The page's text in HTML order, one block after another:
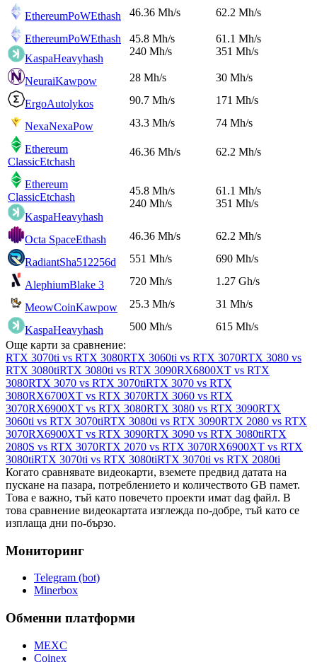
EthereumPoWEthash 46.36 Mh/s 62.2 Mh/s
EthereumPoWEthash
KaspaHeavyhash
45.8 Mh/s
240 Mh/s
61.1 Mh/s
351 Mh/s
NeuraiKawpow 28 Mh/s 30 Mh/s
ErgoAutolykos 90.7 Mh/s 171 Mh/s
NexaNexaPow 43.3 Mh/s 74 Mh/s
Ethereum
ClassicEtchash
46.36 Mh/s 62.2 Mh/s
Ethereum
ClassicEtchash
KaspaHeavyhash
45.8 Mh/s
240 Mh/s
61.1 Mh/s
351 Mh/s
Octa SpaceEthash 46.36 Mh/s 62.2 Mh/s
RadiantSha512256d 551 Mh/s 690 Mh/s
AlephiumBlake 3 720 Mh/s 1.27 Gh/s
MeowCoinKawpow 25.3 Mh/s 31 Mh/s
KaspaHeavyhash 500 Mh/s
615 Mh/s
Още карти за сравнение:
RTX 3070ti vs RTX 3080RTX 3060ti vs RTX 3070RTX 3080 vs
RTX 3080tiRTX 3080ti vs RTX 3090RX6800XT vs RTX
3080RTX 3070 vs RTX 3070tiRTX 3070 vs RTX
3080RX6700XT vs RTX 3070RTX 3060 vs RTX
3070RX6900XT vs RTX 3080RTX 3080 vs RTX 3090RTX
3060ti vs RTX 3070tiRTX 3080ti vs RTX 3090RTX 2080 vs RTX
3070RX6900XT vs RTX 3090RTX 3090 vs RTX 3080tiRTX
2080S vs RTX 3070RTX 2070 vs RTX 3070RX6900XT vs RTX
3080tiRTX 3070ti vs RTX 3080tiRTX 3070ti vs RTX 2080ti
Когато сравнявате видеокарти, вземете предвид датата на
пускане на пазара, потреблението и количеството GB памет.
Това е важно, тъй като повечето проекти имат dag файл. В
това сравнение видеокартата изглежда по-добре, тъй като се
изплаща дни по-бързо.
Мониторинг
Telegram (bot)
Minerbox
Обменни платформи
MEXC
Coinex